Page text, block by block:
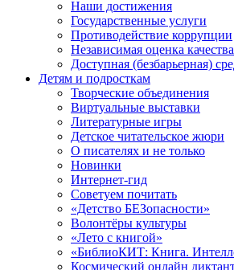
Наши достижения
Государственные услуги
Противодействие коррупции
Независимая оценка качества
Доступная (безбарьерная)
Детям и подросткам
Творческие объединения
Виртуальные выставки
Литературные игры
Детское читательское жюри
О писателях и не только
Новинки
Интернет-гид
Советуем почитать
«Детство БЕЗопасности»
Волонтёры культуры
«Лето с книгой»
«БиблиоКИТ: Книга.
Космический онлайн